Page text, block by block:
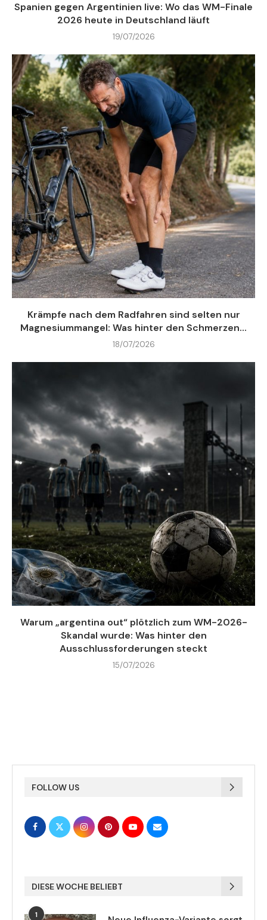
Spanien gegen Argentinien live: Wo das WM-Finale
2026 heute in Deutschland läuft
19/07/2026
Krämpfe nach dem Radfahren sind selten nur
Magnesiummangel: Was hinter den Schmerzen...
18/07/2026
Warum „argentina out“ plötzlich zum WM-2026-
Skandal wurde: Was hinter den
Ausschlussforderungen steckt
15/07/2026
FOLLOW US
DIESE WOCHE BELIEBT
1